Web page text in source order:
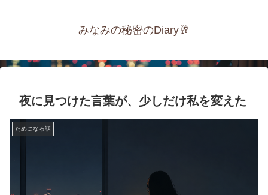
みなみの秘密のDiary🥂
夜に見つけた言葉が、少しだけ私を変えた
ためになる話